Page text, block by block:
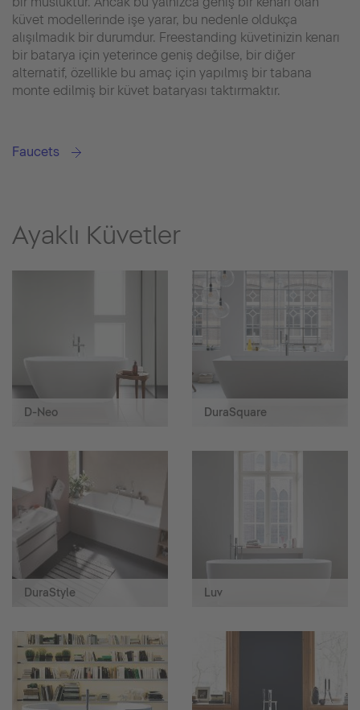
küvet modellerinde işe yarar, bu nedenle oldukça
alışılmadık bir durumdur. Freestanding küvetinizin kenarı
bir batarya için yeterince geniş değilse, bir diğer
alternatif, özellikle bu amaç için yapılmış bir tabana
monte edilmiş bir küvet bataryası taktırmaktır.
Faucets
Ayaklı Küvetler
D-Neo DuraSquare
DuraStyle Luv